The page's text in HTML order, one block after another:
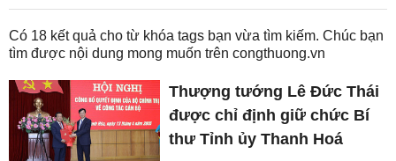
Có 18 kết quả cho từ khóa tags bạn vừa tìm kiếm. Chúc bạn
tìm được nội dung mong muốn trên congthuong.vn
Thượng tướng Lê Đức Thái
được chỉ định giữ chức Bí
thư Tỉnh ủy Thanh Hoá